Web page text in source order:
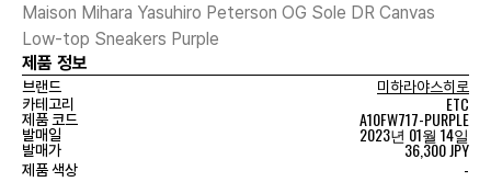
Maison Mihara Yasuhiro Peterson OG Sole DR Canvas
Low-top Sneakers Purple
제품 정보
브랜드
미하라야스히로
카테고리
ETC
제품 코드 A10FW717-PURPLE
발매일 2023년 01월 14일
발매가 36,300 JPY
제품 색상 -